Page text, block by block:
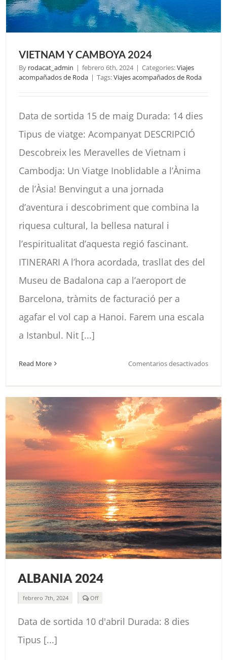
VIETNAM Y CAMBOYA 2024
By rodacat_admin | febrero 6th, 2024 | Categories:Viajes
acompañados de Roda | Tags:Viajes acompañados de Roda
Data de sortida 15 de maig Durada: 14 dies
Tipus de viatge: Acompanyat DESCRIPCIÓ
Descobreix les Meravelles de Vietnam i
Cambodja: Un Viatge Inoblidable a l’Ànima
de l’Àsia! Benvingut a una jornada
d’aventura i descobriment que combina la
riquesa cultural, la bellesa natural i
l’espiritualitat d’aquesta regió fascinant.
ITINERARI A l’hora acordada, trasllat des del
Museu de Badalona cap a l’aeroport de
Barcelona, tràmits de facturació per a
agafar el vol cap a Hanoi. Farem una escala
a Istanbul. Nit [...]
Read More Comentarios desactivadosen
2024
ALBANIA 2024
febrero 7th, 2024 OffComments
ALBANIA
Data de sortida 10 d'abril Durada: 8 dies
Tipus [...]